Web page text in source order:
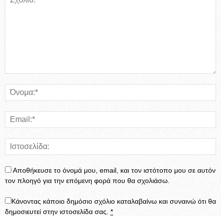
Αποθήκευσε το όνομά μου, email, και τον ιστότοπο μου σε αυτόν
τον πλοηγό για την επόμενη φορά που θα σχολιάσω.
Κάνοντας κάποιο δημόσιο σχόλιο καταλαβαίνω και συναινώ ότι θα
δημοσιευτεί στην ιστοσελίδα σας. *